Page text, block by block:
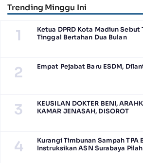
Trending Minggu Ini
1
Ketua DPRD Kota Madiun Sebut
Tinggal Bertahan Dua Bulan
2 Empat Pejabat Baru ESDM,
3
KEUSILAN DOKTER BENI,
KAMAR JENASAH, DISOROT
4
Kurangi Timbunan Sampah TPA
Instruksikan ASN Surabaya